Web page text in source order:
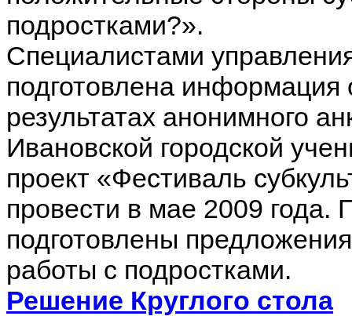
подростками?».
Специалистами
подготовлена информация
результатах анонимного
Ивановской городской
проект «Фестиваль
провести в мае 2009 года.
подготовлены
работы с подростками.
Решение Круглого стола